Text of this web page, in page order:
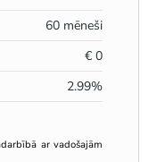
60 mēneši
€ 0
2.99%
ar vadošajām